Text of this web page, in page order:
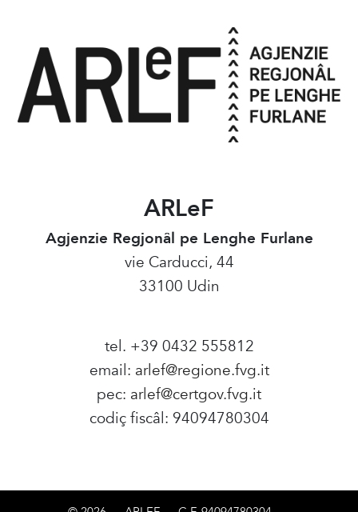
ARLeF
Agjenzie Regjonâl pe Lenghe Furlane
vie Carducci, 44
33100 Udin
tel. +39 0432 555812
email: arlef@regione.fvg.it
pec: arlef@certgov.fvg.it
codiç fiscâl: 94094780304